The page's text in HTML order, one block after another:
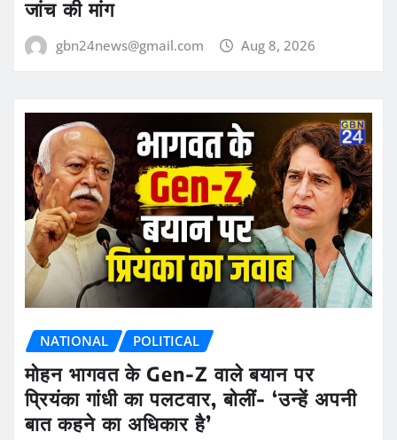
जांच की मांग
gbn24news@gmail.com Aug 8, 2026
NATIONAL POLITICAL
मोहन भागवत के Gen-Z वाले बयान पर
प्रियंका गांधी का पलटवार, बोलीं- ‘उन्हें अपनी
बात कहने का अधिकार है’